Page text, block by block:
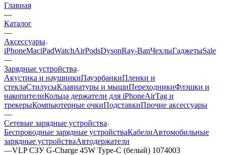
Главная
—
Каталог
—
Аксессуары
iPhoneMaciPadWatchAirPodsDysonRay-BanЧехлыГаджетыSale
—
Зарядные устройства
Акустика и наушникиПауэрбанкиПленки и
стеклаСтилусыКлавиатуры и мышиПереходникиФлэшки и
накопителиКольца держатели для iPhoneAirTag и
трекерыКомпьютерные очкиПодставкиПрочие аксессуары
—
Сетевые зарядные устройства
Беспроводные зарядные устройстваКабелиАвтомобильные
зарядные устройстваАвтодержатели
—VLP СЗУ G-Charge 45W Type-C (белый) 1074003